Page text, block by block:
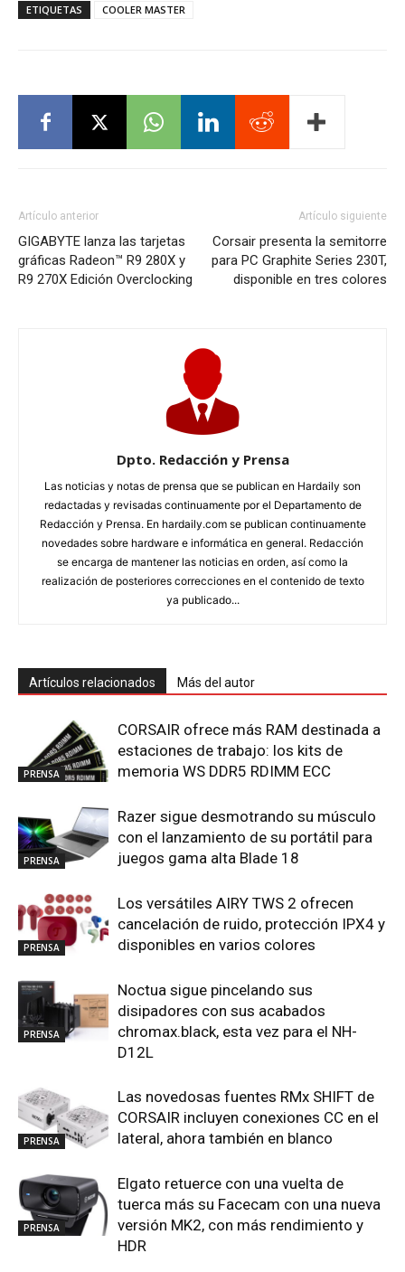
ETIQUETAS COOLER MASTER
Artículo anterior
GIGABYTE lanza las tarjetas
gráficas Radeon™ R9 280X y
R9 270X Edición Overclocking
Artículo siguiente
Corsair presenta la semitorre
para PC Graphite Series 230T,
disponible en tres colores
Dpto. Redacción y Prensa
Las noticias y notas de prensa que se publican en Hardaily son
redactadas y revisadas continuamente por el Departamento de
Redacción y Prensa. En hardaily.com se publican continuamente
novedades sobre hardware e informática en general. Redacción
se encarga de mantener las noticias en orden, así como la
realización de posteriores correcciones en el contenido de texto
ya publicado...
Artículos relacionados Más del autor
PRENSA
CORSAIR ofrece más RAM destinada a
estaciones de trabajo: los kits de
memoria WS DDR5 RDIMM ECC
PRENSA
Razer sigue desmotrando su músculo
con el lanzamiento de su portátil para
juegos gama alta Blade 18
PRENSA
Los versátiles AIRY TWS 2 ofrecen
cancelación de ruido, protección IPX4 y
disponibles en varios colores
PRENSA
Noctua sigue pincelando sus
disipadores con sus acabados
chromax.black, esta vez para el NH-
D12L
PRENSA
Las novedosas fuentes RMx SHIFT de
CORSAIR incluyen conexiones CC en el
lateral, ahora también en blanco
PRENSA
Elgato retuerce con una vuelta de
tuerca más su Facecam con una nueva
versión MK2, con más rendimiento y
HDR